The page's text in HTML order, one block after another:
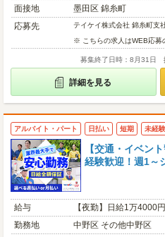
面接地
墨田区 錦糸町
応募先
テイケイ株式会社 錦糸町支
※ こちらの求人はWEB応募
募集終了日時：8月31日
詳細を見る
アルバイト・パート 日払い 短期 未経
【交通・イベン
経験歓迎！週1～
給与
【夜勤】日給1万4000
勤務地
中野区 その他中野区